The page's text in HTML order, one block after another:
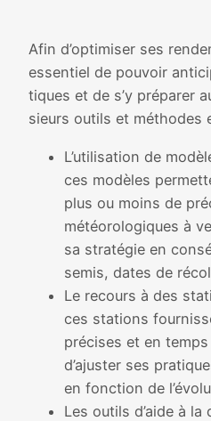
Afin d’optimiser ses
essen­tiel de pou­voir
tiques et de s’y pré­pa­rer
sieurs outils et méthodes
L’utilisation de
ces modèles
plus ou moins de
météo­ro­lo­giques à
sa stra­té­gie en
semis, dates de
Le recours à des
ces sta­tions
pré­cises et en
d’ajuster ses
en fonc­tion de
Les outils d’aide à la